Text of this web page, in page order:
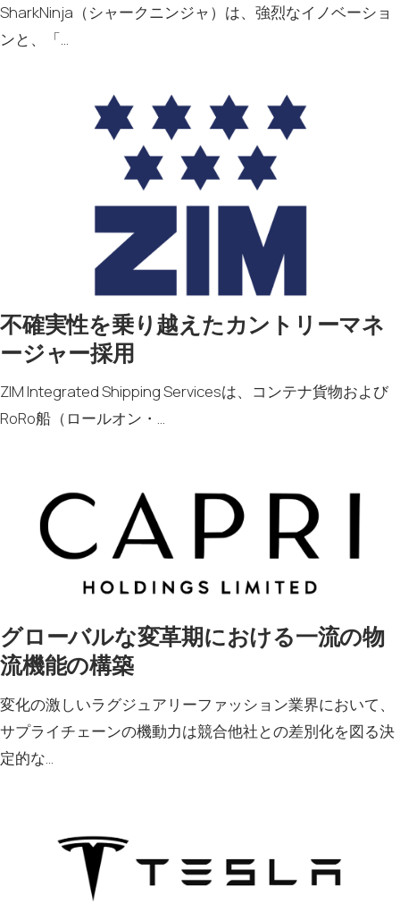
SharkNinja（シャークニンジャ）は、強烈なイノベーショ
ンと、「…
不確実性を乗り越えたカントリーマネ
ージャー採用
ZIM Integrated Shipping Servicesは、コンテナ貨物および
RoRo船（ロールオン・…
グローバルな変革期における一流の物
流機能の構築
変化の激しいラグジュアリーファッション業界において、
サプライチェーンの機動力は競合他社との差別化を図る決
定的な…